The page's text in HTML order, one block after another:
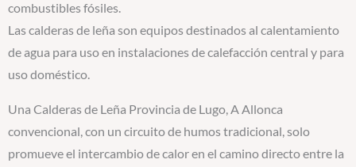
combustibles fósiles.
Las calderas de leña son equipos destinados al calentamiento
de agua para uso en instalaciones de calefacción central y para
uso doméstico.
Una Calderas de Leña Provincia de Lugo, A Allonca
convencional, con un circuito de humos tradicional, solo
promueve el intercambio de calor en el camino directo entre la